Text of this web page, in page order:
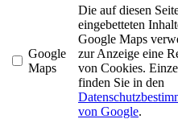
Google
Maps
Die auf diesen
eingebetteten
Google Maps
zur Anzeige eine
von Cookies.
finden Sie in den
von Google.